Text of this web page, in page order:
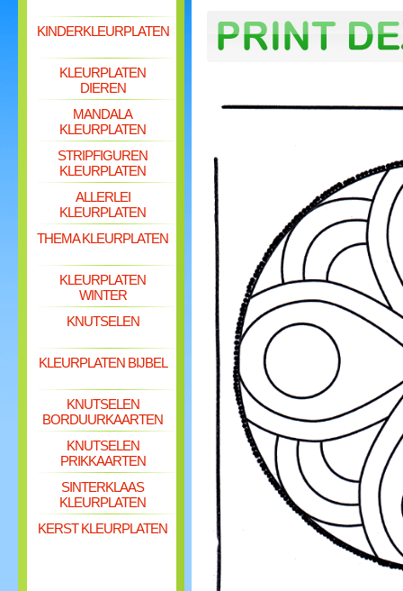
KINDERKLEURPLATEN
KLEURPLATEN
DIEREN
MANDALA
KLEURPLATEN
STRIPFIGUREN
KLEURPLATEN
ALLERLEI
KLEURPLATEN
THEMA KLEURPLATEN
KLEURPLATEN
WINTER
KNUTSELEN
KLEURPLATEN BIJBEL
KNUTSELEN
BORDUURKAARTEN
KNUTSELEN
PRIKKAARTEN
SINTERKLAAS
KLEURPLATEN
KERST KLEURPLATEN